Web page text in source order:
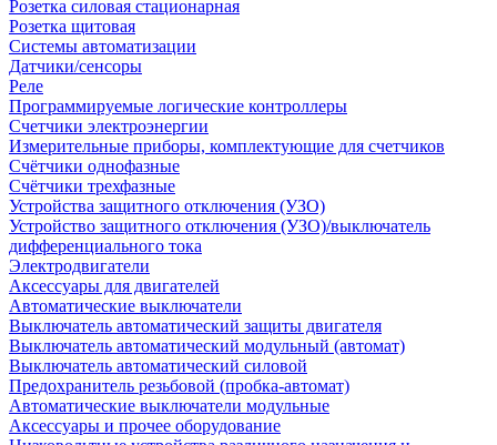
Розетка силовая стационарная
Розетка щитовая
Системы автоматизации
Датчики/сенсоры
Реле
Программируемые логические контроллеры
Счетчики электроэнергии
Измерительные приборы, комплектующие для счетчиков
Счётчики однофазные
Счётчики трехфазные
Устройства защитного отключения (УЗО)
Устройство защитного отключения (УЗО)/выключатель
дифференциального тока
Электродвигатели
Аксессуары для двигателей
Автоматические выключатели
Выключатель автоматический защиты двигателя
Выключатель автоматический модульный (автомат)
Выключатель автоматический силовой
Предохранитель резьбовой (пробка-автомат)
Автоматические выключатели модульные
Аксессуары и прочее оборудование